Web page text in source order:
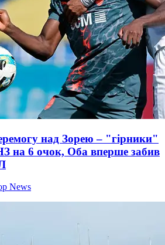
над Зорею – "гірники"
на 6 очок, Оба вперше забив
News